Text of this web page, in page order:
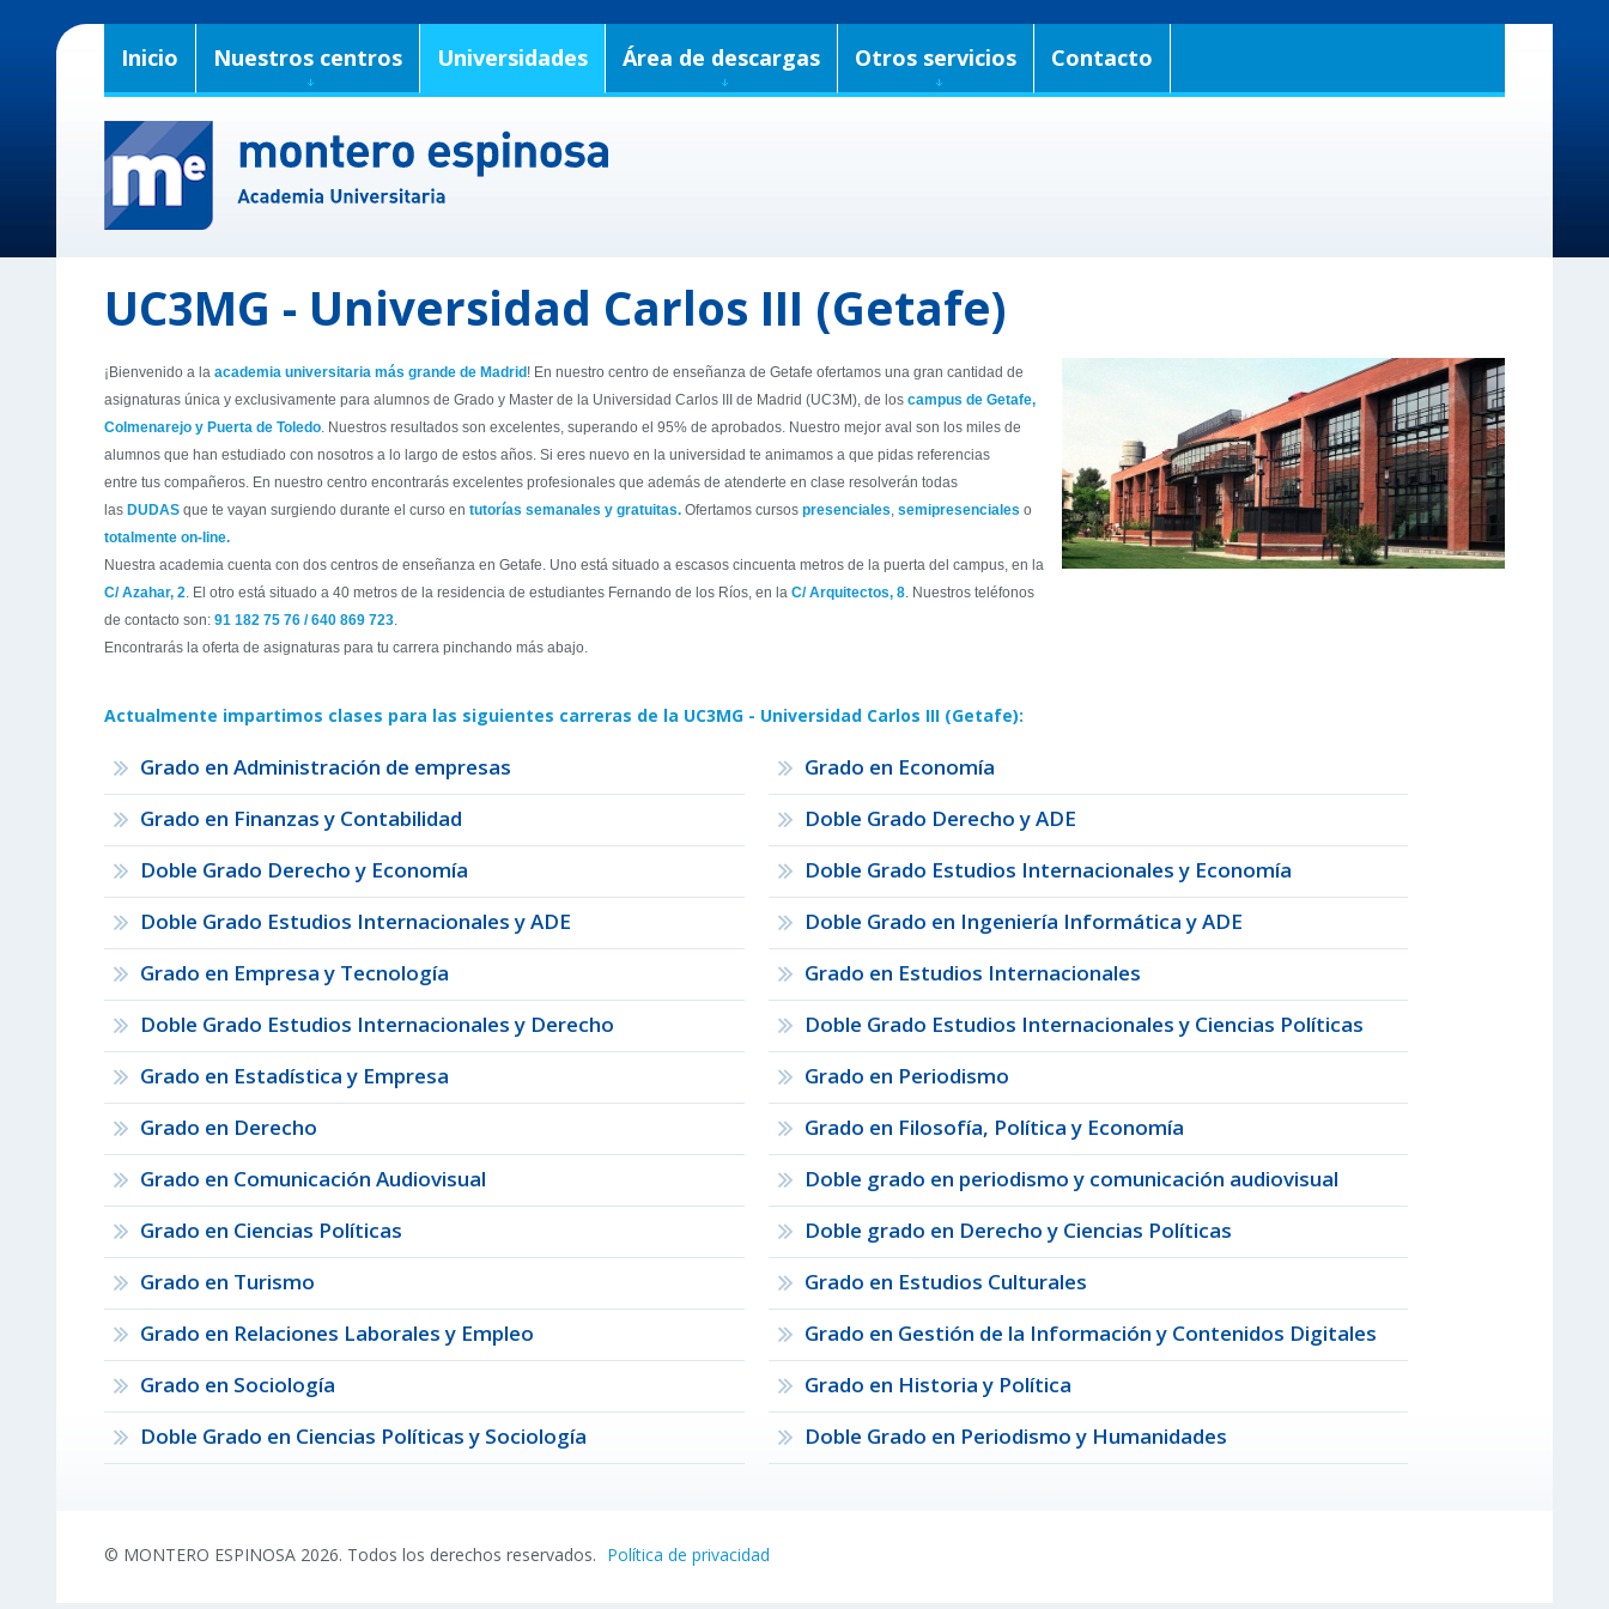
Inicio Nuestros centros Universidades Área de descargas Otros servicios Contacto
UC3MG - Universidad Carlos III (Getafe)
¡Bienvenido a la academia universitaria más grande de Madrid ! En nuestro centro de enseñanza de Getafe ofertamos una gran cantidad de
asignaturas única y exclusivamente para alumnos de Grado y Master de la Universidad Carlos III de Madrid (UC3M), de los campus de Getafe,
Colmenarejo y Puerta de Toledo. Nuestros resultados son excelentes, superando el 95% de aprobados. Nuestro mejor aval son los miles de
alumnos que han estudiado con nosotros a lo largo de estos años. Si eres nuevo en la universidad te animamos a que pidas referencias
entre tus compañeros. En nuestro centro encontrarás excelentes profesionales que además de atenderte en clase resolverán todas
las DUDAS que te vayan surgiendo durante el curso en tutorías semanales y gratuitas. Ofertamos cursos presenciales, semipresenciales o
totalmente on-line.
Nuestra academia cuenta con dos centros de enseñanza en Getafe. Uno está situado a escasos cincuenta metros de la puerta del campus, en la
C/ Azahar, 2. El otro está situado a 40 metros de la residencia de estudiantes Fernando de los Ríos, en la C/ Arquitectos, 8. Nuestros teléfonos
de contacto son: 91 182 75 76 / 640 869 723.
Encontrarás la oferta de asignaturas para tu carrera pinchando más abajo.
Actualmente impartimos clases para las siguientes carreras de la UC3MG - Universidad Carlos III (Getafe):
Grado en Administración de empresas
Grado en Economía
Grado en Finanzas y Contabilidad
Doble Grado Derecho y ADE
Doble Grado Derecho y Economía
Doble Grado Estudios Internacionales y Economía
Doble Grado Estudios Internacionales y ADE
Doble Grado en Ingeniería Informática y ADE
Grado en Empresa y Tecnología
Grado en Estudios Internacionales
Doble Grado Estudios Internacionales y Derecho
Doble Grado Estudios Internacionales y Ciencias Políticas
Grado en Estadística y Empresa
Grado en Periodismo
Grado en Derecho
Grado en Filosofía, Política y Economía
Grado en Comunicación Audiovisual
Doble grado en periodismo y comunicación audiovisual
Grado en Ciencias Políticas
Doble grado en Derecho y Ciencias Políticas
Grado en Turismo
Grado en Estudios Culturales
Grado en Relaciones Laborales y Empleo
Grado en Gestión de la Información y Contenidos Digitales
Grado en Sociología
Grado en Historia y Política
Doble Grado en Ciencias Políticas y Sociología
Doble Grado en Periodismo y Humanidades
© MONTERO ESPINOSA 2026. Todos los derechos reservados. Política de privacidad